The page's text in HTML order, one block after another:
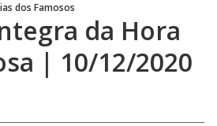
dos Famosos
da Hora
| 10/12/2020